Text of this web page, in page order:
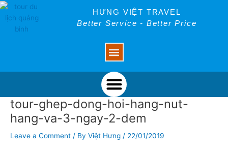
Skip
to
content
HƯNG VIỆT TRAVEL
Better Service - Better Price
Menu
tour-ghep-dong-hoi-hang-nut-
hang-va-3-ngay-2-dem
Leave a Comment / By Việt Hưng / 22/01/2019
Post
navigation